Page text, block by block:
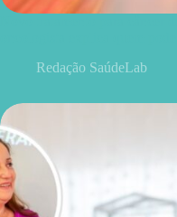
Redação SaúdeLab